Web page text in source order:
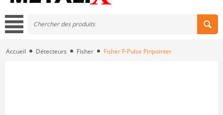
Accueil Détecteurs Fisher Fisher F-Pulse Pinpointer